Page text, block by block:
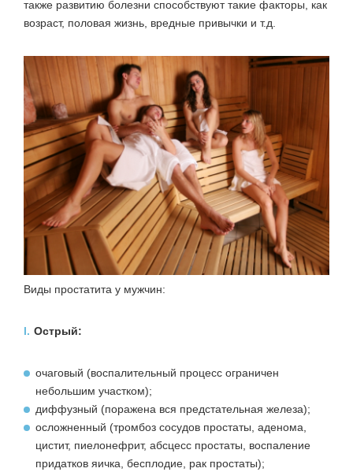
также развитию болезни способствуют такие факторы, как
возраст, половая жизнь, вредные привычки и т.д.
Виды простатита у мужчин:
I. Острый:
очаговый (воспалительный процесс ограничен
небольшим участком);
диффузный (поражена вся предстательная железа);
осложненный (тромбоз сосудов простаты, аденома,
цистит, пиелонефрит, абсцесс простаты, воспаление
придатков яичка, бесплодие, рак простаты);